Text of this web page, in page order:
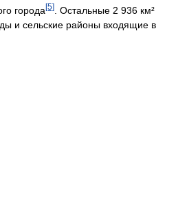
города [5]
. Остальные 2 936 км²
и сельские районы входящие в